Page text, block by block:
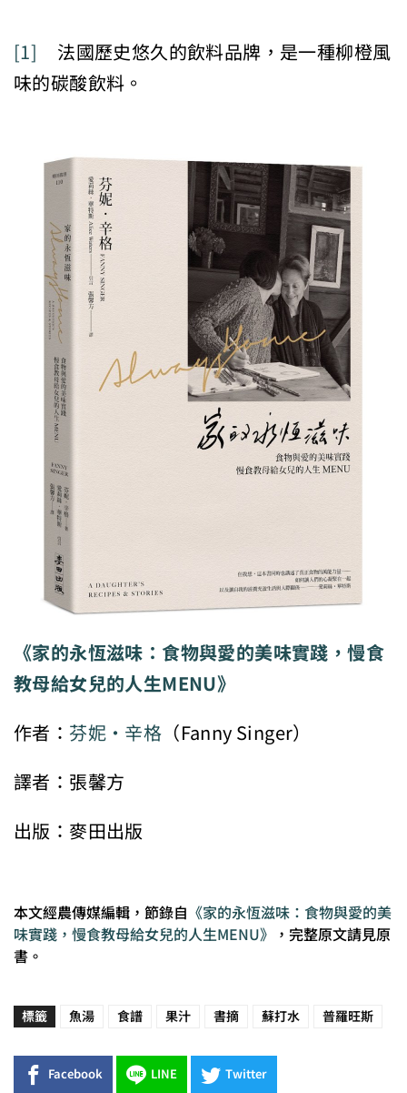
[1] 法國歷史悠久的飲料品牌，是一種柳橙風
味的碳酸飲料。
《家的永恆滋味：食物與愛的美味實踐，慢食
教母給女兒的人生MENU》
作者：芬妮・辛格 （Fanny Singer）
譯者：張馨方
出版：麥田出版
本文經農傳媒編輯，節錄自 《家的永恆滋味：食物與愛的美
味實踐，慢食教母給女兒的人生MENU》 ，完整原文請見原
書。
標籤 魚湯 食譜 果汁 書摘 蘇打水 普羅旺斯
Facebook LINE Twitter